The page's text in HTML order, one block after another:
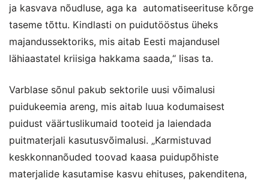
ja kasvava nõudluse, aga ka automatiseerituse kõrge
taseme tõttu. Kindlasti on puidutööstus üheks
majandussektoriks, mis aitab Eesti majandusel
lähiaastatel kriisiga hakkama saada,“ lisas ta.
Varblase sõnul pakub sektorile uusi võimalusi
puidukeemia areng, mis aitab luua kodumaisest
puidust väärtuslikumaid tooteid ja laiendada
puitmaterjali kasutusvõimalusi. „Karmistuvad
keskkonnanõuded toovad kaasa puidupõhiste
materjalide kasutamise kasvu ehituses, pakenditena,